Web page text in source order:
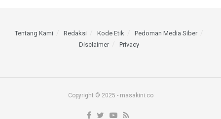
Tentang Kami Redaksi Kode Etik
Pedoman Media Siber
Disclaimer
Privacy
Copyright © 2025 - masakini.co